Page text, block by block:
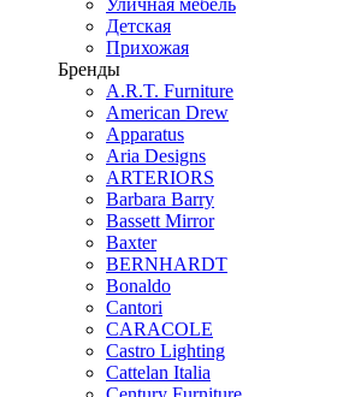
Уличная мебель
Детская
Прихожая
Бренды
A.R.T. Furniture
American Drew
Apparatus
Aria Designs
ARTERIORS
Barbara Barry
Bassett Mirror
Baxter
BERNHARDT
Bonaldo
Cantori
CARACOLE
Castro Lighting
Cattelan Italia